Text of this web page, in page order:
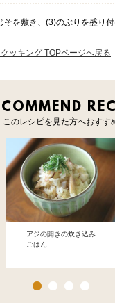
そを敷き、(3)のぶりを盛り付
ッキング TOPページへ戻る
このレシピを見た方へおすす
アジの開きの炊き込み
ごはん